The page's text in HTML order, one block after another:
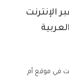
الإنترنت
في موقع أم